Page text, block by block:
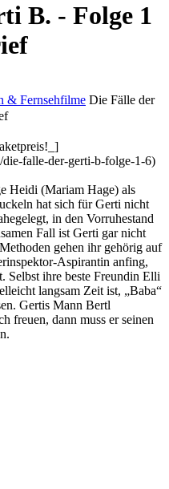
B. - Folge 1
& Fernsehfilme Die Fälle der
falle-der-gerti-b-folge-1-6)
Heidi (Mariam Hage) als
hat sich für Gerti nicht
in den Vorruhestand
Fall ist Gerti gar nicht
gehen ihr gehörig auf
Aspirantin anfing,
Selbst ihre beste Freundin Elli
langsam Zeit ist, „Baba“
Gertis Mann Bertl
freuen, dann muss er seinen